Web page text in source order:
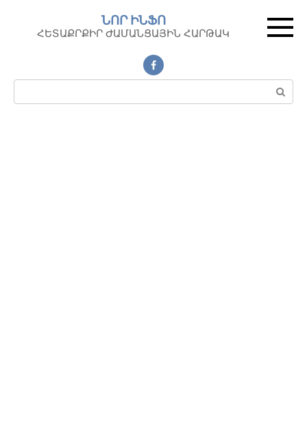
контенту
ՆՈՐ ԻՆՖՈ
ՀԵՏԱՔՐՔԻՐ ԺԱՄԱՆՑԱՅԻՆ ՀԱՐԹԱԿ
Поиск: